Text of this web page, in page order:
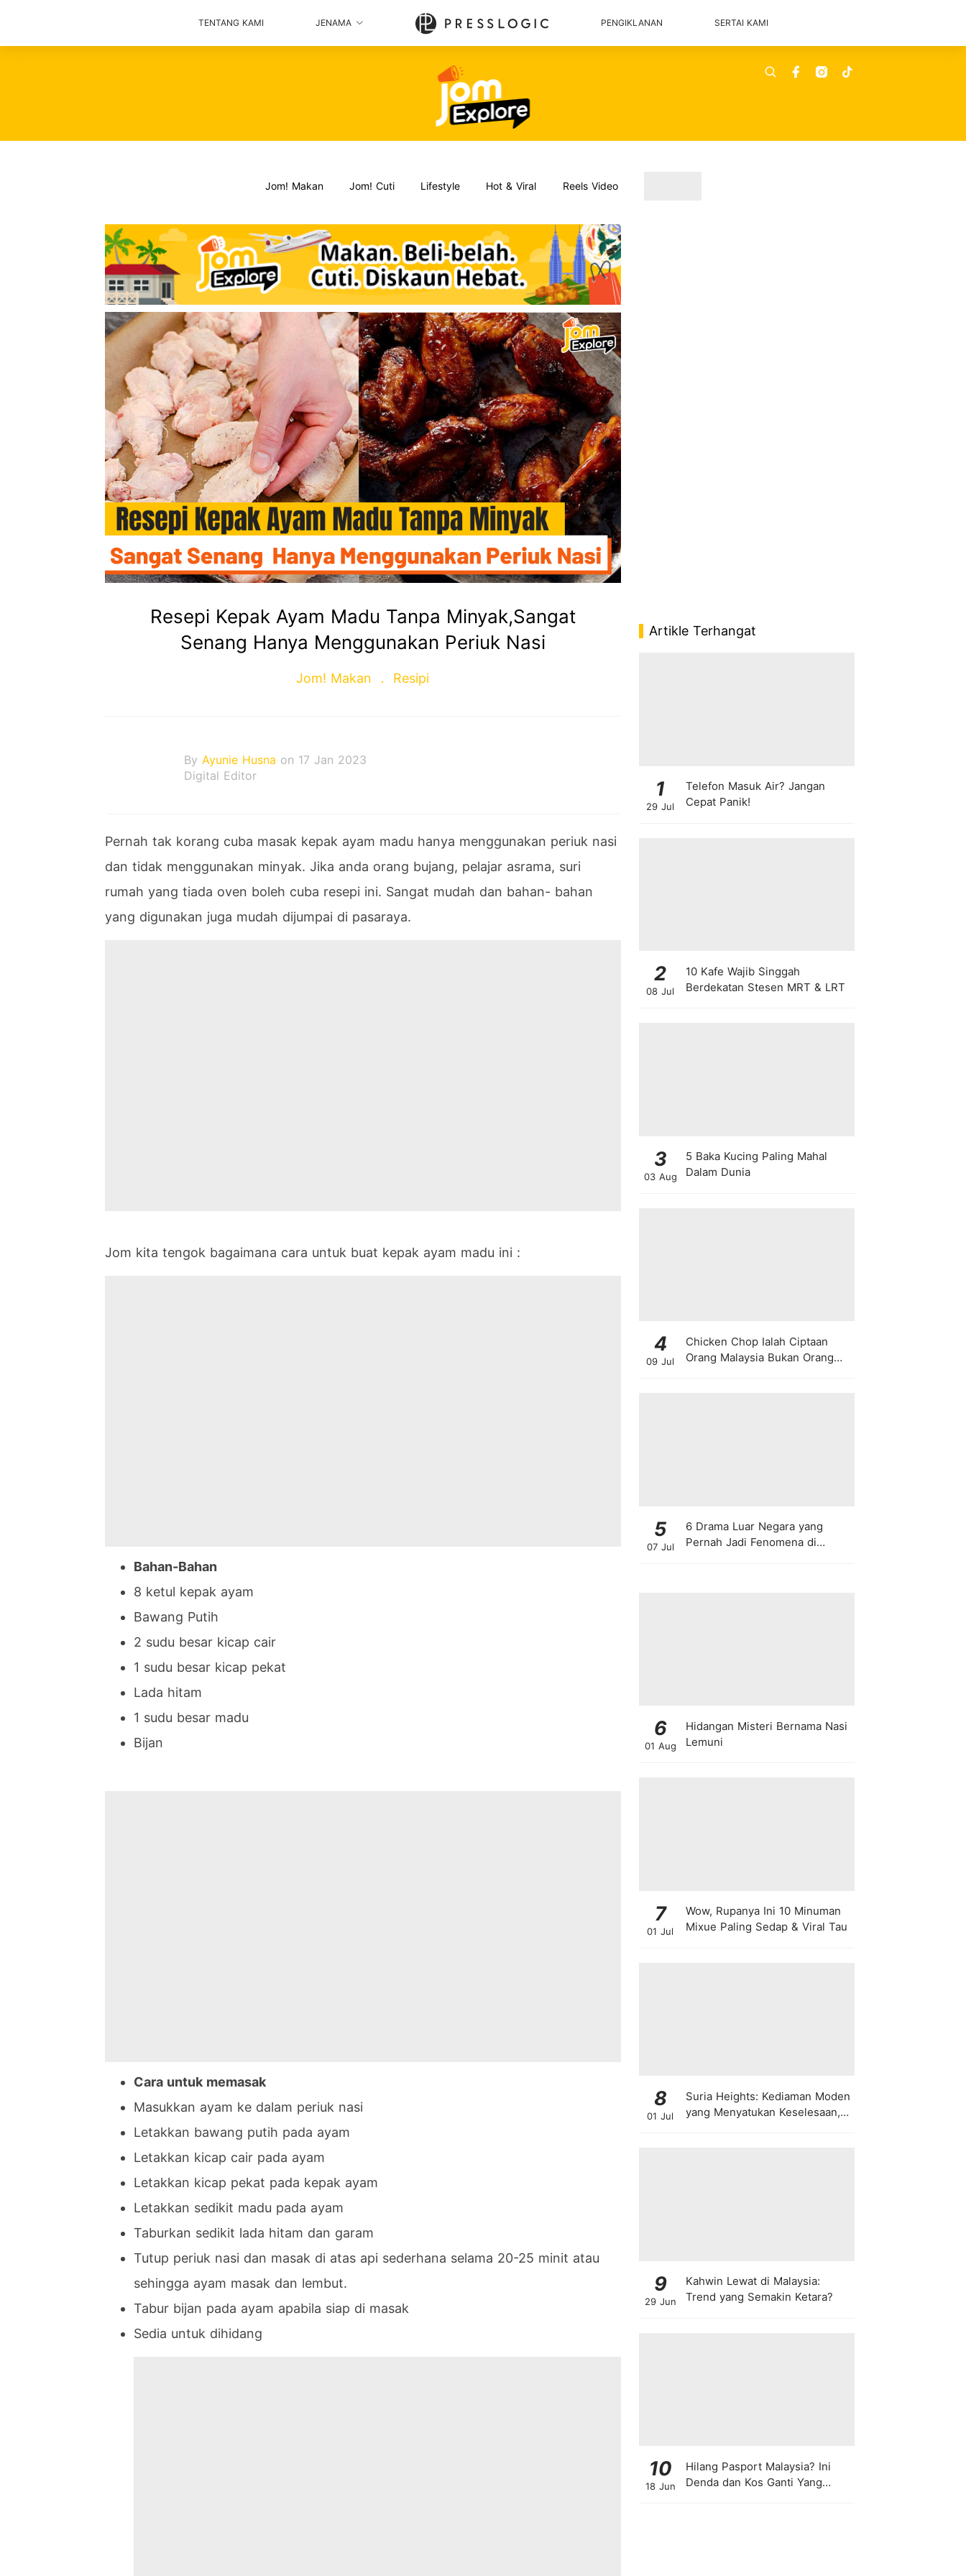
TENTANG KAMI JENAMA PENGIKLANAN SERTAI KAMI
Jom! Makan Jom! Cuti Lifestyle Hot & Viral Reels Video
Resepi Kepak Ayam Madu Tanpa Minyak,Sangat
Senang Hanya Menggunakan Periuk Nasi
Jom! Makan Resipi
By Ayunie Husna on 17 Jan 2023
Digital Editor
Pernah tak korang cuba masak kepak ayam madu hanya menggunakan periuk nasi
dan tidak menggunakan minyak. Jika anda orang bujang, pelajar asrama, suri
rumah yang tiada oven boleh cuba resepi ini. Sangat mudah dan bahan- bahan
yang digunakan juga mudah dijumpai di pasaraya.
Jom kita tengok bagaimana cara untuk buat kepak ayam madu ini :
Bahan-Bahan
8 ketul kepak ayam
Bawang Putih
2 sudu besar kicap cair
1 sudu besar kicap pekat
Lada hitam
1 sudu besar madu
Bijan
Cara untuk memasak
Masukkan ayam ke dalam periuk nasi
Letakkan bawang putih pada ayam
Letakkan kicap cair pada ayam
Letakkan kicap pekat pada kepak ayam
Letakkan sedikit madu pada ayam
Taburkan sedikit lada hitam dan garam
Tutup periuk nasi dan masak di atas api sederhana selama 20-25 minit atau
sehingga ayam masak dan lembut.
Tabur bijan pada ayam apabila siap di masak
Sedia untuk dihidang
Artikle Terhangat
1
29 Jul
Telefon Masuk Air? Jangan
Cepat Panik!
2
08 Jul
10 Kafe Wajib Singgah
Berdekatan Stesen MRT & LRT
3
03 Aug
5 Baka Kucing Paling Mahal
Dalam Dunia
4
09 Jul
Chicken Chop Ialah Ciptaan
Orang Malaysia Bukan Orang
5
07 Jul
6 Drama Luar Negara yang
Pernah Jadi Fenomena di
6
01 Aug
Hidangan Misteri Bernama Nasi
Lemuni
7
01 Jul
Wow, Rupanya Ini 10 Minuman
Mixue Paling Sedap & Viral Tau
8
01 Jul
Suria Heights: Kediaman Moden
yang Menyatukan Keselesaan,
9
29 Jun
Kahwin Lewat di Malaysia:
Trend yang Semakin Ketara?
10
18 Jun
Hilang Pasport Malaysia? Ini
Denda dan Kos Ganti Yang